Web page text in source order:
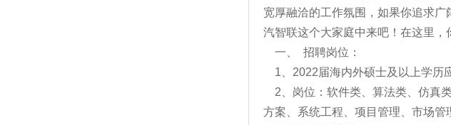
宽厚融洽的工作氛围，如果你追求
汽智联这个大家庭中来吧！在这里，
一、 招聘岗位：
1、2022届海内外硕士及以上学历
2、岗位：软件类、算法类、仿真
方案、系统工程、项目管理、市场